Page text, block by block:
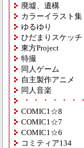
廃墟、遺構
カラーイラスト集
ゆるゆり
ひだまりスケッチ
東方Project
特撮
同人ゲーム
自主製作アニメ
同人音楽
・・・・・・
COMIC1☆8
COMIC1☆7
COMIC1☆6
コミティア134